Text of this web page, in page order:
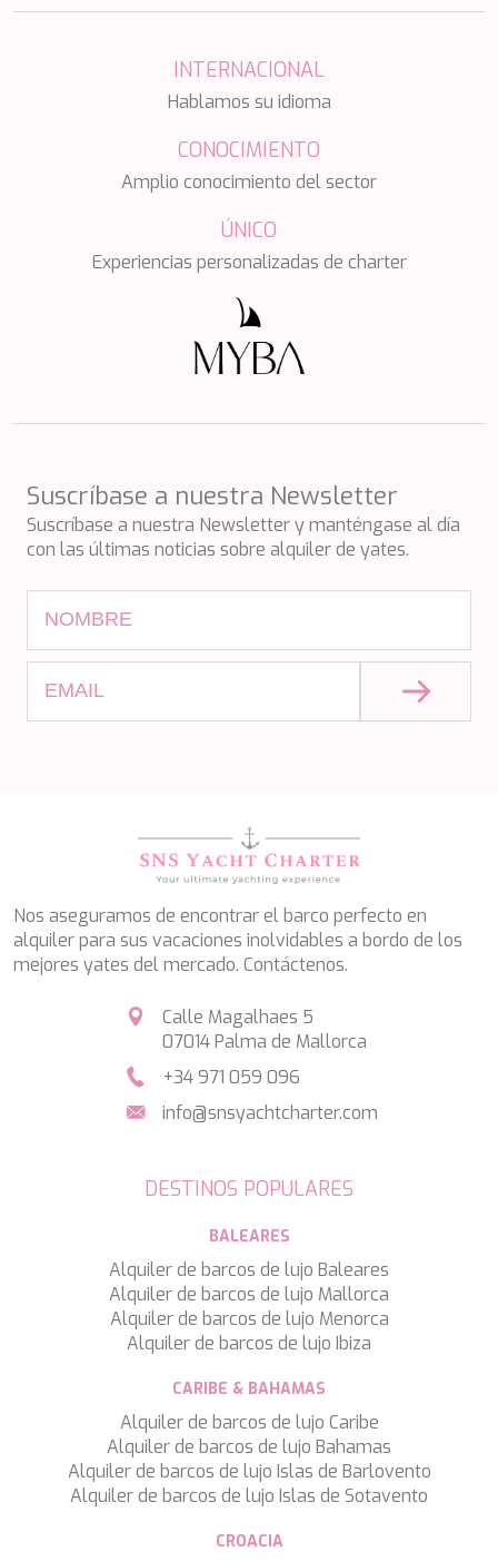
INTERNACIONAL
Hablamos su idioma
CONOCIMIENTO
Amplio conocimiento del sector
ÚNICO
Experiencias personalizadas de charter
Suscríbase a nuestra Newsletter
Suscríbase a nuestra Newsletter y manténgase al día
con las últimas noticias sobre alquiler de yates.
Nos aseguramos de encontrar el barco perfecto en
alquiler para sus vacaciones inolvidables a bordo de los
mejores yates del mercado. Contáctenos.
Calle Magalhaes 5
07014 Palma de Mallorca
+34 971 059 096
info@snsyachtcharter.com
DESTINOS POPULARES
BALEARES
Alquiler de barcos de lujo Baleares
Alquiler de barcos de lujo Mallorca
Alquiler de barcos de lujo Menorca
Alquiler de barcos de lujo Ibiza
CARIBE & BAHAMAS
Alquiler de barcos de lujo Caribe
Alquiler de barcos de lujo Bahamas
Alquiler de barcos de lujo Islas de Barlovento
Alquiler de barcos de lujo Islas de Sotavento
CROACIA